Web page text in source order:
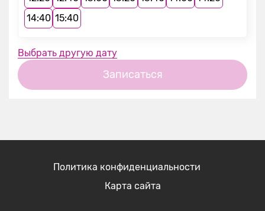
14:40 15:40
Выбрать другую дату
Записаться
Политика конфиденциальности
Карта сайта